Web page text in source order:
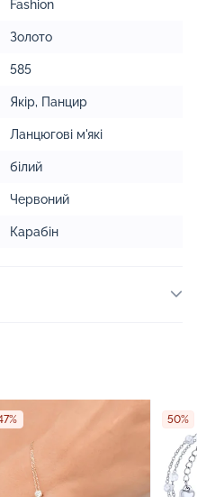
Fashion
Золото
585
Якір, Панцир
Ланцюгові м'які
білий
Червоний
Карабін
50%